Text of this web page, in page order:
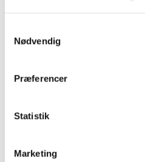
Nødvendig
Præferencer
Statistik
Marketing
produkter – altid
Læs mere om